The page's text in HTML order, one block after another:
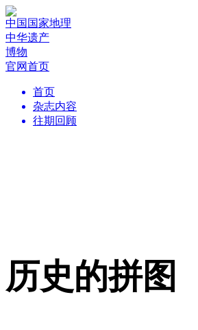
中国国家地理
中华遗产
博物
官网首页
首页
杂志内容
往期回顾
历史的拼图